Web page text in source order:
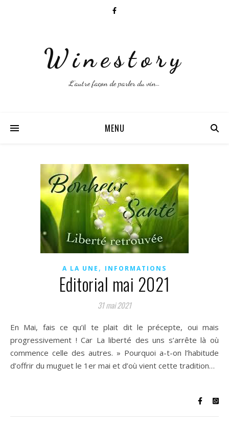
Winestory
L'autre façon de parler du vin…
MENU
A LA UNE , INFORMATIONS
Editorial mai 2021
31 mai 2021
En Mai, fais ce qu’il te plait dit le précepte, oui mais
progressivement ! Car La liberté des uns s’arrête là où
commence celle des autres. » Pourquoi a-t-on l’habitude
d’offrir du muguet le 1er mai et d’où vient cette tradition…